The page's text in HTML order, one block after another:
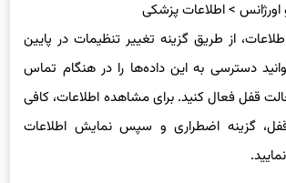
از طریق گزینه تغییر تنظیمات در پایین
دسترسی به این داده‌ها را در هنگام تماس
قفل فعال کنید. برای مشاهده اطلاعات، کافی
گزینه اضطراری و سپس نمایش اطلاعات